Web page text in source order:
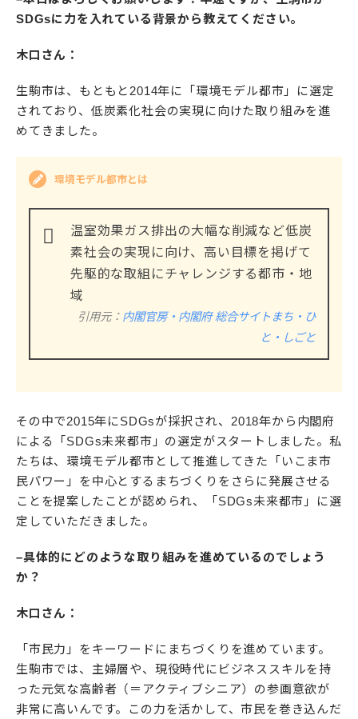
SDGsに力を入れている背景から教えてください。
木口さん：
生駒市は、もともと2014年に「環境モデル都市」に選定
されており、低炭素化社会の実現に向けた取り組みを進
めてきました。
環境モデル都市とは
温室効果ガス排出の大幅な削減など低炭
素社会の実現に向け、高い目標を掲げて
先駆的な取組にチャレンジする都市・地
域
引用元： 内閣官房・内閣府 総合サイトまち・ひ
と・しごと
その中で2015年にSDGsが採択され、2018年から内閣府
による「SDGs未来都市」の選定がスタートしました。私
たちは、環境モデル都市として推進してきた「いこま市
民パワー」を中心とするまちづくりをさらに発展させる
ことを提案したことが認められ、「SDGs未来都市」に選
定していただきました。
–具体的にどのような取り組みを進めているのでしょう
か？
木口さん：
「市民力」をキーワードにまちづくりを進めています。
生駒市では、主婦層や、現役時代にビジネススキルを持
った元気な高齢者（＝アクティブシニア）の参画意欲が
非常に高いんです。この力を活かして、市民を巻き込んだ